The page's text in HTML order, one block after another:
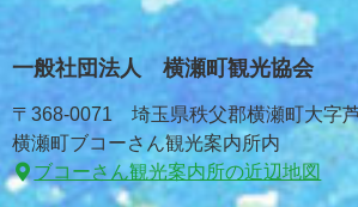
一般社団法人 横瀬町観光協会
〒368-0071 埼玉県秩父郡横瀬町大字
横瀬町ブコーさん観光案内所内
ブコーさん観光案内所の近辺地図